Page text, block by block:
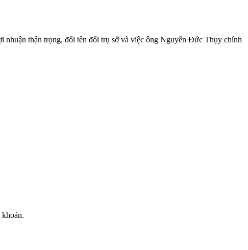
thận trọng, đổi tên đổi trụ sở và việc ông Nguyễn Đức Thụy chính